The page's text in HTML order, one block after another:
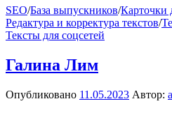
SEO/База выпускников/Карточки
Редактура и корректура текстов/
Тексты для соцсетей
Галина Лим
Опубликовано 11.05.2023 Автор: